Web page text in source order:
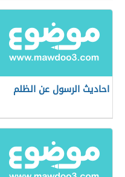
احاديث الرسول عن الظلم